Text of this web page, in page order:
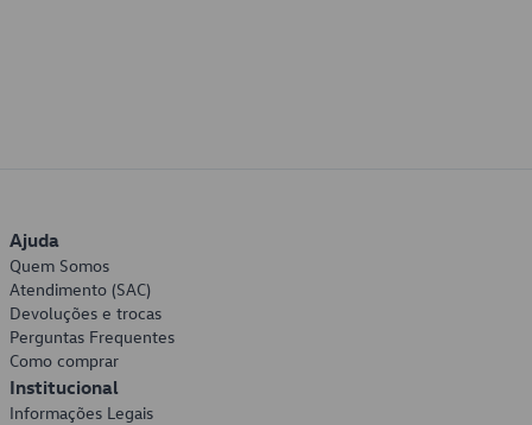
Ajuda
Quem Somos
Atendimento (SAC)
Devoluções e trocas
Perguntas Frequentes
Como comprar
Institucional
Informações Legais